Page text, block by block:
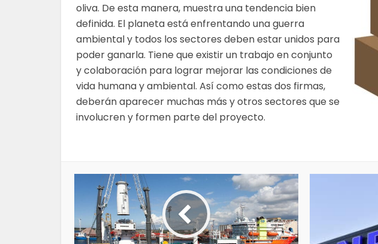
oliva. De esta manera, muestra una tendencia bien
definida. El planeta está enfrentando una guerra
ambiental y todos los sectores deben estar unidos para
poder ganarla. Tiene que existir un trabajo en conjunto
y colaboración para lograr mejorar las condiciones de
vida humana y ambiental. Así como estas dos firmas,
deberán aparecer muchas más y otros sectores que se
involucren y formen parte del proyecto.